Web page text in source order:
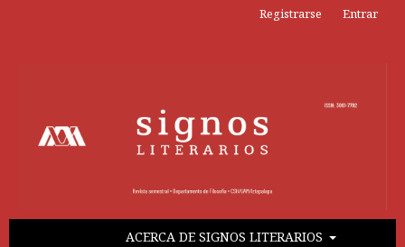
ACERCA DE SIGNOS LITERARIOS
Registrarse Entrar